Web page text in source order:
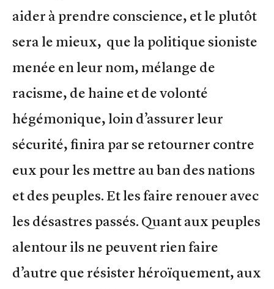
aider à prendre conscience, et le plutôt
sera le mieux, que la politique sioniste
menée en leur nom, mélange de
racisme, de haine et de volonté
hégémonique, loin d’assurer leur
sécurité, finira par se retourner contre
eux pour les mettre au ban des nations
et des peuples. Et les faire renouer avec
les désastres passés. Quant aux peuples
alentour ils ne peuvent rien faire
d’autre que résister héroïquement, aux